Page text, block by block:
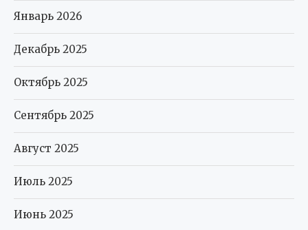
Январь 2026
Декабрь 2025
Октябрь 2025
Сентябрь 2025
Август 2025
Июль 2025
Июнь 2025